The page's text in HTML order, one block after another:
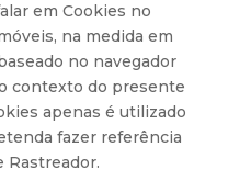
em Cookies no
na medida em
no navegador
contexto do presente
apenas é utilizado
fazer referência
Rastreador.